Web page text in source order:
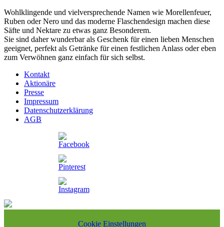
Wohlklingende und vielversprechende Namen wie Morellenfeuer,
Ruben oder Nero und das moderne Flaschendesign machen diese
Säfte und Nektare zu etwas ganz Besonderem.
Sie sind daher wunderbar als Geschenk für einen lieben Menschen
geeignet, perfekt als Getränke für einen festlichen Anlass oder eben
zum Verwöhnen ganz einfach für sich selbst.
Kontakt
Aktionäre
Presse
Impressum
Datenschutzerklärung
AGB
Cookie Einstellungen